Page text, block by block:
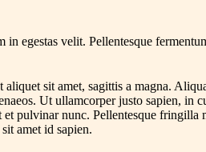
egestas velit. Pellentesque
sit amet, sagittis a magna.
Ut ullamcorper justo sapien, in
pulvinar nunc. Pellentesque
amet id sapien.